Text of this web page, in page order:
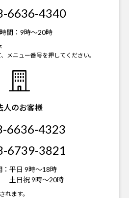
6636-4340
間： 9時～20時
メニュー番号を押してください。
人のお客様
6636-4323
6739-3821
平日 9時～18時
土日祝 9時～20時
れます。